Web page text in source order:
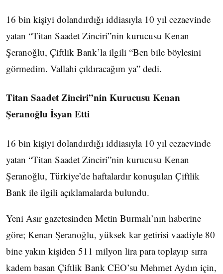
16 bin kişiyi dolandırdığı iddiasıyla 10 yıl cezaevinde
yatan “Titan Saadet Zinciri”nin kurucusu Kenan
Şeranoğlu, Çiftlik Bank’la ilgili “Ben bile böylesini
görmedim. Vallahi çıldıracağım ya” dedi.
Titan Saadet Zinciri”nin Kurucusu Kenan
Şeranoğlu İsyan Etti
16 bin kişiyi dolandırdığı iddiasıyla 10 yıl cezaevinde
yatan “Titan Saadet Zinciri”nin kurucusu Kenan
Şeranoğlu, Türkiye’de haftalardır konuşulan Çiftlik
Bank ile ilgili açıklamalarda bulundu.
Yeni Asır gazetesinden Metin Burmalı’nın haberine
göre; Kenan Şeranoğlu, yüksek kar getirisi vaadiyle 80
bine yakın kişiden 511 milyon lira para toplayıp sırra
kadem basan Çiftlik Bank CEO’su Mehmet Aydın için,